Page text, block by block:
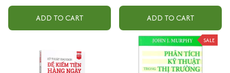
ADD TO CART
Forex + Tuyệt Kỹ Giao Dịch
Art and Science of Technical
Analysis + Basic Economics
ADD TO CART
SALE